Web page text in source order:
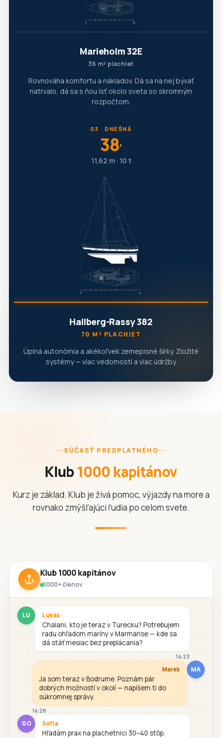
Marieholm 32E
36 m² plachiet
Rovnováha komfortu a nákladov. Dá sa na nej bývať
natrvalo, dá sa s ňou ísť okolo sveta so skromným
rozpočtom.
03 · DNEŠNÁ
38′
11,62 m · 10 t
Hallberg-Rassy 382
70 M² PLACHIET
Úplná autonómia a akékoľvek zemepisné šírky. Zložité
systémy — viac vedomostí a viac údržby.
SÚČASŤ PREDPLATNÉHO
Klub 1000 kapitánov
Kurz je základ. Klub je živá pomoc, výjazdy na more a
rovnako zmýšľajúci ľudia po celom svete.
Klub 1000 kapitánov
1000+ členov
LU Lukáš
Chalani, kto je teraz v Turecku? Potrebujem
radu ohľadom maríny v Marmarise — kde sa
dá stáť mesiac bez preplácania?
14:23
MA
Marek
Ja som teraz v Bodrume. Poznám pár
dobrých možností v okolí — napíšem ti do
súkromnej správy.
14:28
SO Sofia
Hľadám prax na plachetnici 30–40 stôp.